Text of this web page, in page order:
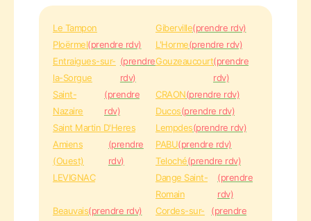
Le Tampon Giberville(prendre rdv)
Ploërmel(prendre rdv) L'Horme(prendre rdv)
Entraigues-sur-
la-Sorgue
(prendre
rdv)
Gouzeaucourt(prendre
rdv)
Saint-
Nazaire
(prendre
rdv)
CRAON(prendre rdv)
Ducos(prendre rdv)
Saint Martin D'Heres
Lempdes(prendre rdv)
Amiens
(Ouest)
(prendre
rdv)
PABU(prendre rdv)
Teloché(prendre rdv)
LEVIGNAC
Dange Saint-
Romain
(prendre
rdv)
Beauvais(prendre rdv)
Cordes-sur-
(prendre